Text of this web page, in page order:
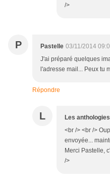
/>
P Pastelle 03/11/2014
J'ai préparé quelques
l'adresse mail... Peux tu
Répondre
L Les
<br /> <br />
envoyée...
Merci Pastelle,
/>